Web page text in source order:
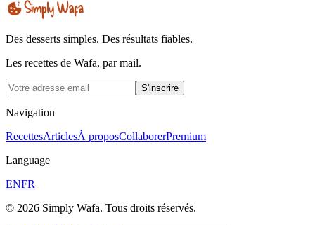
Des desserts simples. Des résultats fiables.
Les recettes de Wafa, par mail.
S'inscrire
Navigation
RecettesArticlesÀ proposCollaborerPremium
Language
ENFR
© 2026 Simply Wafa. Tous droits réservés.